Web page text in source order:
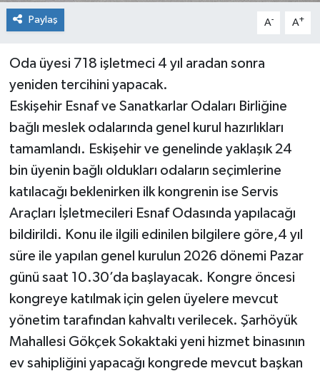
Paylaş A- A+
Oda üyesi 718 işletmeci 4 yıl aradan sonra
yeniden tercihini yapacak.
Eskişehir Esnaf ve Sanatkarlar Odaları Birliğine
bağlı meslek odalarında genel kurul hazırlıkları
tamamlandı. Eskişehir ve genelinde yaklaşık 24
bin üyenin bağlı oldukları odaların seçimlerine
katılacağı beklenirken ilk kongrenin ise Servis
Araçları İşletmecileri Esnaf Odasında yapılacağı
bildirildi. Konu ile ilgili edinilen bilgilere göre,4 yıl
süre ile yapılan genel kurulun 2026 dönemi Pazar
günü saat 10.30’da başlayacak. Kongre öncesi
kongreye katılmak için gelen üyelere mevcut
yönetim tarafından kahvaltı verilecek. Şarhöyük
Mahallesi Gökçek Sokaktaki yeni hizmet binasının
ev sahipliğini yapacağı kongrede mevcut başkan